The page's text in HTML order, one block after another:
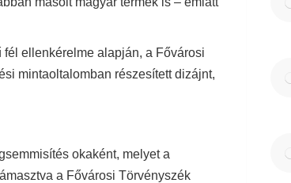
ellenkérelme alapján, a Fővárosi
mintaoltalomban részesített dizájnt,
okaként, melyet a
a Fővárosi Törvényszék